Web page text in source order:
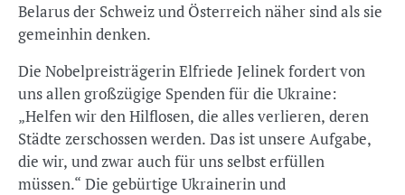
Belarus der Schweiz und Österreich näher sind als sie
gemeinhin denken.
Die Nobelpreisträgerin Elfriede Jelinek fordert von
uns allen großzügige Spenden für die Ukraine:
„Helfen wir den Hilflosen, die alles verlieren, deren
Städte zerschossen werden. Das ist unsere Aufgabe,
die wir, und zwar auch für uns selbst erfüllen
müssen.“ Die gebürtige Ukrainerin und